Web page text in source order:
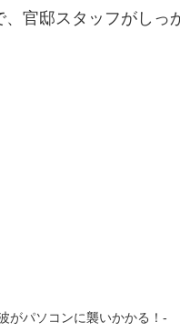
官邸スタッフがしっ
がパソコンに襲いかかる！‐